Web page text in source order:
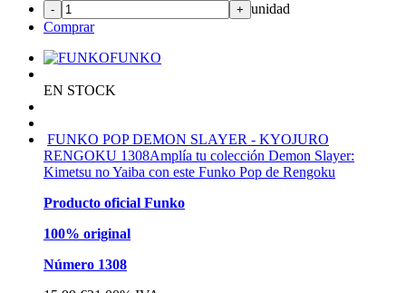
- + unidad
Comprar
FUNKO
FUNKO POP DEMON SLAYER - KYOJURO
RENGOKU 1308Amplía tu colección Demon Slayer: